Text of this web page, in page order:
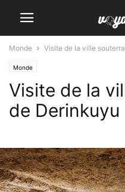
Monde Visite de la ville
Monde
Visite de la
de Derinkuyu